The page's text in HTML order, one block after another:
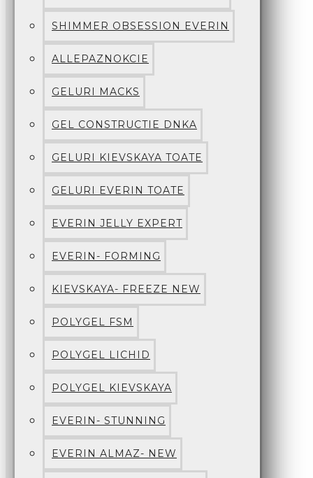
SHIMMER OBSESSION EVERIN
ALLEPAZNOKCIE
GELURI MACKS
GEL CONSTRUCTIE DNKA
GELURI KIEVSKAYA TOATE
GELURI EVERIN TOATE
EVERIN JELLY EXPERT
EVERIN- FORMING
KIEVSKAYA- FREEZE NEW
POLYGEL FSM
POLYGEL LICHID
POLYGEL KIEVSKAYA
EVERIN- STUNNING
EVERIN ALMAZ- NEW